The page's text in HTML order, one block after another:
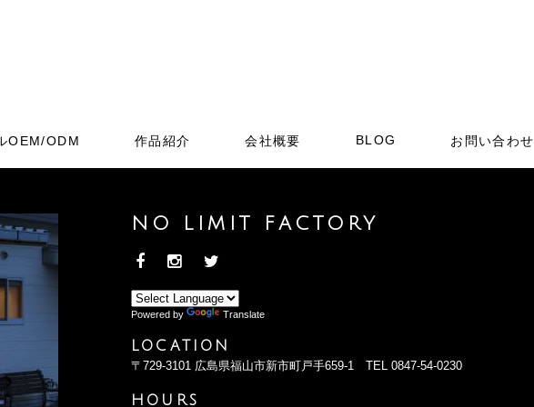
OEM/ODM 作品紹介 会社概要 BLOG お問い合わせ
NO LIMIT FACTORY
Powered by Translate
LOCATION
〒729-3101 広島県福山市新市町戸手659-1 TEL 0847-54-0230
HOURS